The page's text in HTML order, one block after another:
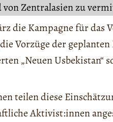
von Zentralasien zu
die Kampagne für das
Vorzüge der
„Neuen Usbekistan“
teilen diese
Aktivist:innen